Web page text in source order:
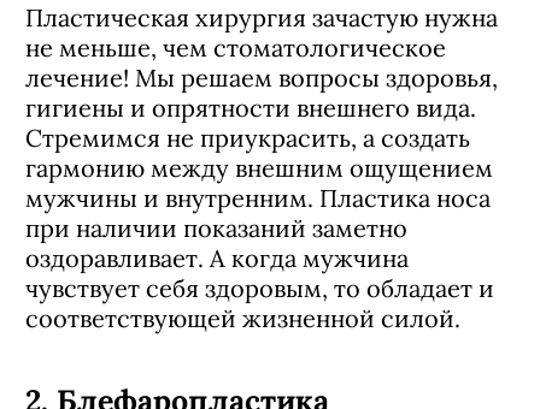
Пластическая хирургия зачастую нужна
не меньше, чем стоматологическое
лечение! Мы решаем вопросы здоровья,
гигиены и опрятности внешнего вида.
Стремимся не приукрасить, а создать
гармонию между внешним ощущением
мужчины и внутренним. Пластика носа
при наличии показаний заметно
оздоравливает. А когда мужчина
чувствует себя здоровым, то обладает и
соответствующей жизненной силой.
2. Блефаропластика